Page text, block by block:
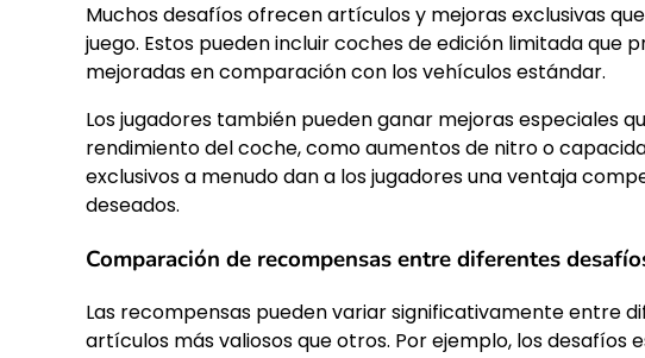
Muchos desafíos ofrecen artículos y mejoras exclusivas
juego. Estos pueden incluir coches de edición limitada que
mejoradas en comparación con los vehículos estándar.
Los jugadores también pueden ganar mejoras especiales
rendimiento del coche, como aumentos de nitro o
exclusivos a menudo dan a los jugadores una ventaja
deseados.
Comparación de recompensas entre diferentes
Las recompensas pueden variar significativamente entre
artículos más valiosos que otros. Por ejemplo, los